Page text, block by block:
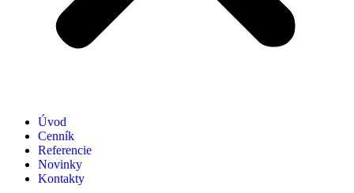
Úvod
Cenník
Referencie
Novinky
Kontakty